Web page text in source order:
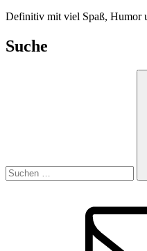
Definitiv mit viel Spaß, Humor
Suche